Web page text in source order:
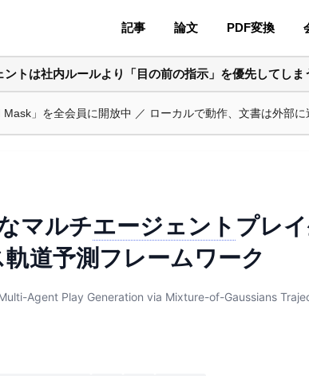
記事 論文 PDF変換
ントは社内ルールより「目の前の指示」を優先してしま
」を全会員に開放中 ／ ローカルで動作、文書は外部に
マルチエージェント プレ
道予測フレームワーク
Agent Play Generation via Mixture-of-Gaussians